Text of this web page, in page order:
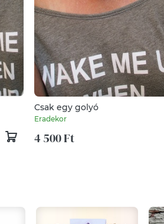
Csak egy golyó
Eradekor
4 500 Ft